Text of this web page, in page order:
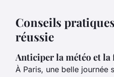
Conseils
réussie
Anticiper la météo et la
À Paris, une belle journée